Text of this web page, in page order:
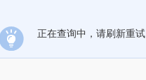
正在查询中，请刷新重试